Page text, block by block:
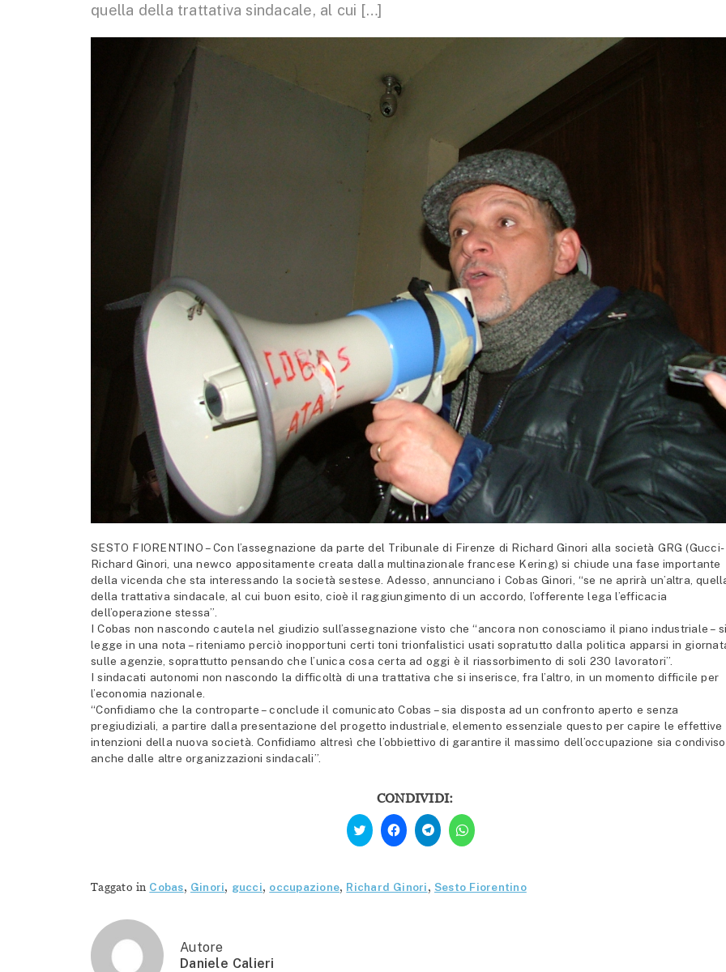
quella della trattativa sindacale, al cui […]
SESTO FIORENTINO – Con l’assegnazione da parte del Tribunale di Firenze di Richard Ginori alla società GRG (Gucci-
Richard Ginori, una newco appositamente creata dalla multinazionale francese Kering) si chiude una fase importante
della vicenda che sta interessando la società sestese. Adesso, annunciano i Cobas Ginori, “se ne aprirà un’altra,
della trattativa sindacale, al cui buon esito, cioè il raggiungimento di un accordo, l’offerente lega l’efficacia
dell’operazione stessa”.
I Cobas non nascondo cautela nel giudizio sull’assegnazione visto che “ancora non conosciamo il piano industriale –
legge in una nota – riteniamo perciò inopportuni certi toni trionfalistici usati sopratutto dalla politica apparsi in
sulle agenzie, soprattutto pensando che l’unica cosa certa ad oggi è il riassorbimento di soli 230 lavoratori”.
I sindacati autonomi non nascondo la difficoltà di una trattativa che si inserisce, fra l’altro, in un momento difficile per
l’economia nazionale.
“Confidiamo che la controparte – conclude il comunicato Cobas – sia disposta ad un confronto aperto e senza
pregiudiziali, a partire dalla presentazione del progetto industriale, elemento essenziale questo per capire le effettive
intenzioni della nuova società. Confidiamo altresì che l’obbiettivo di garantire il massimo dell’occupazione sia condiviso
anche dalle altre organizzazioni sindacali”.
CONDIVIDI:
Fai
clic
qui
Twitter
(Si
Fai
clic
per
condividere
(Si
apre
Fai
clic
per
condividere
(Si
apre
Fai
clic
per
(Si
apre
Taggato in Cobas, Ginori, gucci, occupazione, Richard Ginori, Sesto Fiorentino
Autore
Daniele Calieri